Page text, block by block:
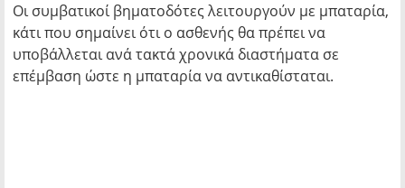
Οι συμβατικοί βηματοδότες λειτουργούν με μπαταρία,
κάτι που σημαίνει ότι ο ασθενής θα πρέπει να
υποβάλλεται ανά τακτά χρονικά διαστήματα σε
επέμβαση ώστε η μπαταρία να αντικαθίσταται.